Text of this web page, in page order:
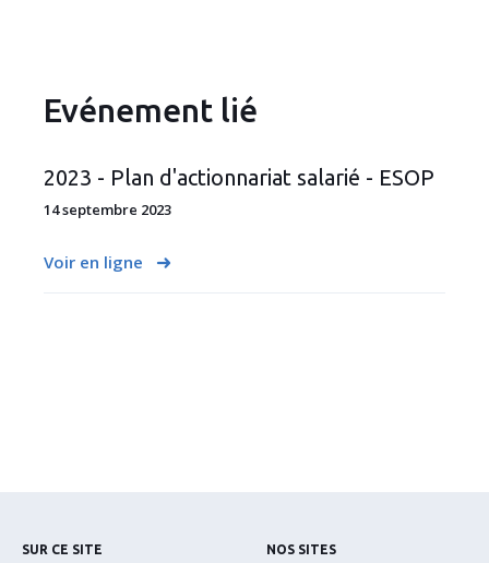
Evénement lié
2023 - Plan d'actionnariat salarié - ESOP
14 septembre 2023
Voir en ligne
SUR CE SITE NOS SITES